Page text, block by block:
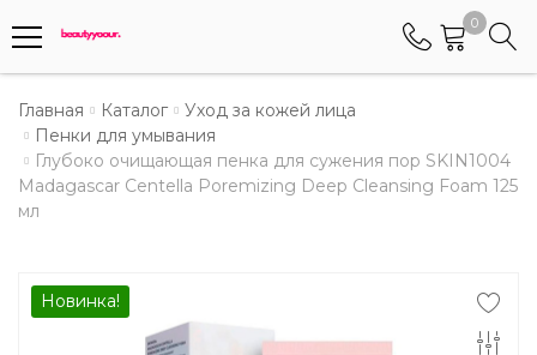
0
Телефоны
+375 (29) 8405655
Менеджер по работе АБС клиентами
Главная Каталог
Уход за кожей лица
Пенки для умывания
Глубоко очищающая пенка для сужения пор SKIN1004
Madagascar Centella Poremizing Deep Cleansing Foam 125
мл
Новинка!